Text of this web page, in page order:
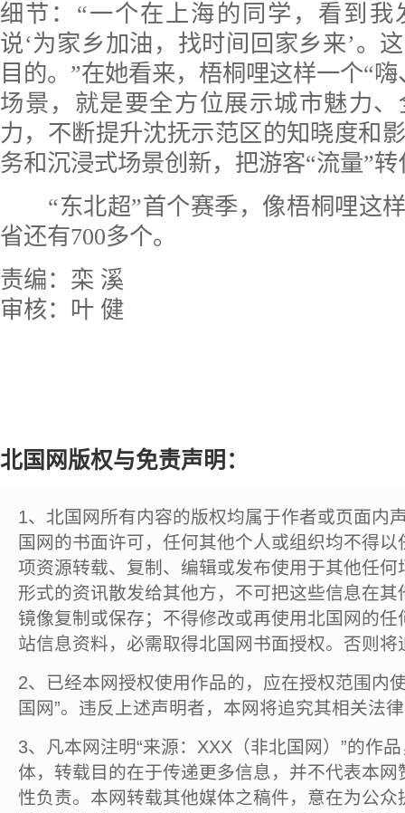
细节：“一个在上海的同学，看到我
说‘为家乡加油，找时间回家乡来’。
目的。”在她看来，梧桐哩这样一个“
场景，就是要全方位展示城市魅力
力，不断提升沈抚示范区的知晓度和
务和沉浸式场景创新，把游客“流量”
“东北超”首个赛季，像梧桐哩这样
省还有700多个。
责编：栾 溪
审核：叶 健
北国网版权与免责声明：
1、北国网所有内容的版权均属于作者或页面内
国网的书面许可，任何其他个人或组织均不得
项资源转载、复制、编辑或发布使用于其他任
形式的资讯散发给其他方，不可把这些信息在
镜像复制或保存；不得修改或再使用北国网的
站信息资料，必需取得北国网书面授权。否则将
2、已经本网授权使用作品的，应在授权范围内
国网”。违反上述声明者，本网将追究其相关法
3、凡本网注明“来源：XXX（非北国网）”的作
体，转载目的在于传递更多信息，并不代表本
性负责。本网转载其他媒体之稿件，意在为公